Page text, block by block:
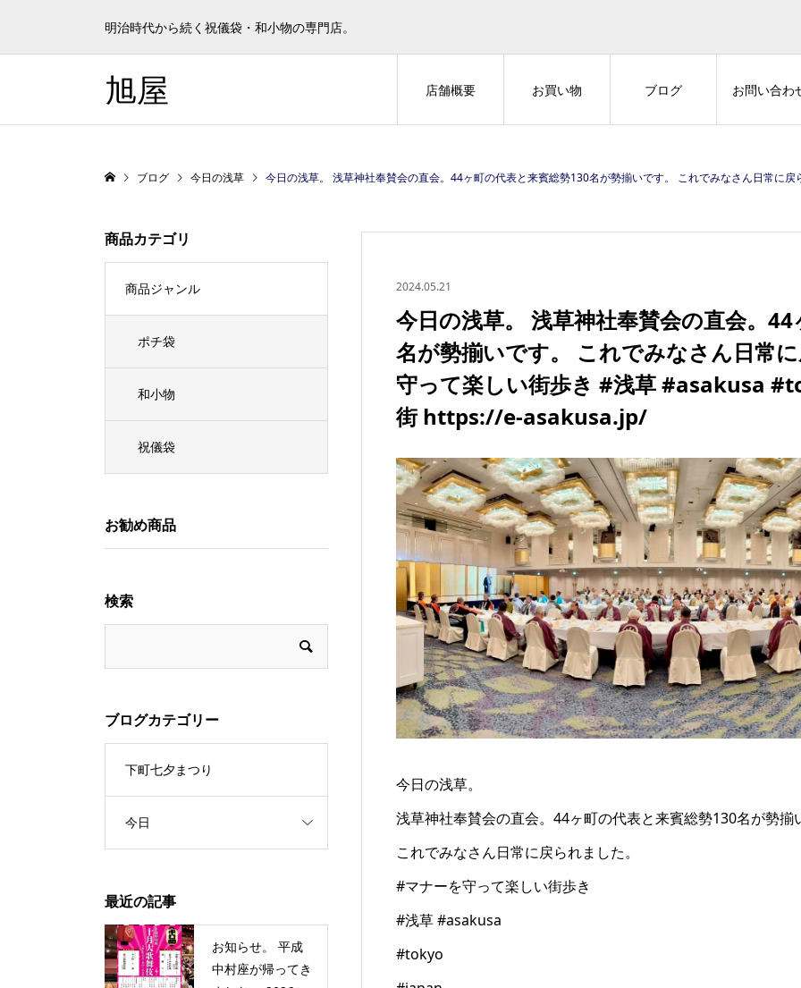
明治時代から続く祝儀袋・和小物の専門店。
旭屋 店舗概要 お買い物 ブログ お問い合わ
ブログ 今日の浅草 今日の浅草。 浅草神社奉賛会の直会。44ヶ町の代表と来賓総勢130名が勢揃いです。 これでみなさん日常に戻られました。 #マナーを守って
2024.05.21
今日の浅草。 浅草神社奉賛会の直会。
名が勢揃いです。 これでみなさん日常
守って楽しい街歩き #浅草 #asakusa
街 https://e-asakusa.jp/
今日の浅草。
浅草神社奉賛会の直会。44ヶ町の代表と来賓総勢130名が勢揃
これでみなさん日常に戻られました。
#マナーを守って楽しい街歩き
#浅草 #asakusa
#tokyo
商品カテゴリ
商品ジャンル
ポチ袋
和小物
祝儀袋
お勧め商品
検索
ブログカテゴリー
下町七夕まつり
今日
最近の記事
お知らせ。 平成
中村座が帰ってき